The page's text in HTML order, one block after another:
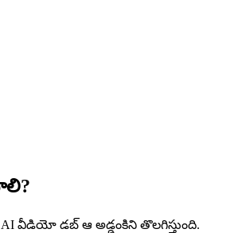
డబ్ ఆ అడ్డంకిని తొలగిస్తుంది.